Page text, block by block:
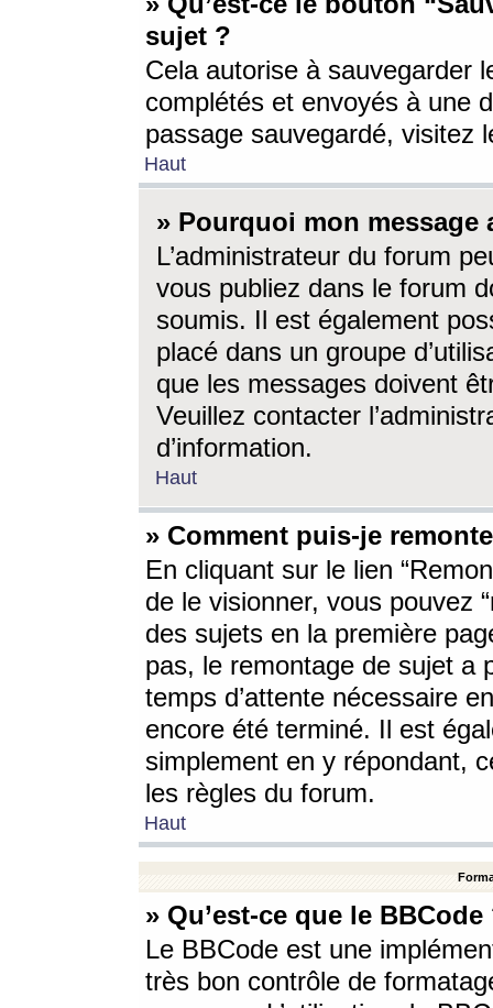
sujet ?
Cela autorise à sauvegarder
complétés et envoyés à une
passage sauvegardé, visitez
Haut
» Pourquoi mon message
L’administrateur du forum
vous publiez dans le forum
soumis. Il est également
placé dans un groupe
que les messages doivent
Veuillez contacter
d’information.
Haut
» Comment puis-je
En cliquant sur le lien
de le visionner, vous pouvez
des sujets en la première
pas, le remontage de sujet a
temps d’attente nécessaire
encore été terminé. Il est
simplement en y répondant,
les règles du forum.
Haut
» Qu’est-ce que le BBCode
Le BBCode est une
très bon contrôle de